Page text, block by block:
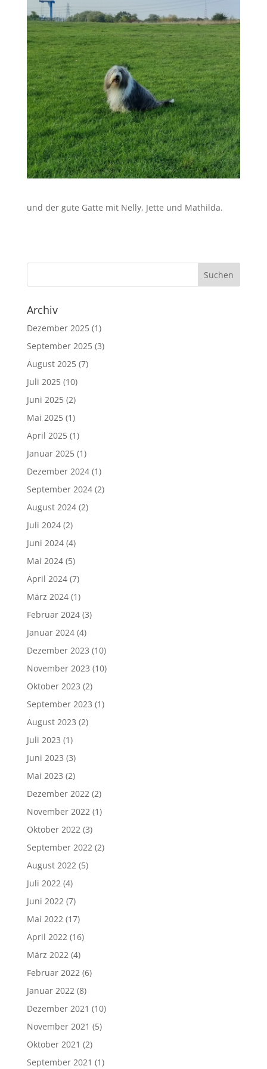
und der gute Gatte mit Nelly, Jette und Mathilda.
Archiv
Dezember 2025(1)
September 2025(3)
August 2025(7)
Juli 2025(10)
Juni 2025(2)
Mai 2025(1)
April 2025(1)
Januar 2025(1)
Dezember 2024(1)
September 2024(2)
August 2024(2)
Juli 2024(2)
Juni 2024(4)
Mai 2024(5)
April 2024(7)
März 2024(1)
Februar 2024(3)
Januar 2024(4)
Dezember 2023 (10)
November 2023 (10)
Oktober 2023 (2)
September 2023 (1)
August 2023 (2)
Juli 2023 (1)
Juni 2023 (3)
Mai 2023 (2)
Dezember 2022 (2)
November 2022 (1)
Oktober 2022 (3)
September 2022 (2)
August 2022 (5)
Juli 2022 (4)
Juni 2022 (7)
Mai 2022 (17)
April 2022 (16)
März 2022 (4)
Februar 2022 (6)
Januar 2022 (8)
Dezember 2021 (10)
November 2021 (5)
Oktober 2021 (2)
September 2021 (1)